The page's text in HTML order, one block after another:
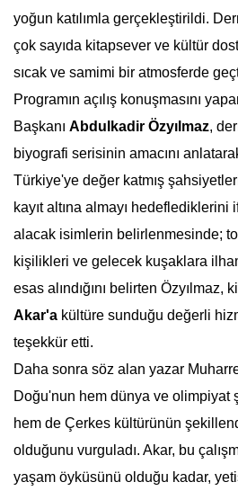
yoğun katılımla gerçekleştirildi.
çok sayıda kitapsever ve kültür
sıcak ve samimi bir atmosferde
Programın açılış konuşmasını
Başkanı Abdulkadir Özyılmaz,
biyografi serisinin amacını
Türkiye'ye değer katmış
kayıt altına almayı
alacak isimlerin belirlenmesinde;
kişilikleri ve gelecek kuşaklara
esas alındığını belirten Özyılmaz,
Akar'a kültüre sunduğu değerli
teşekkür etti.
Daha sonra söz alan yazar
Doğu'nun hem dünya ve olimpiyat
hem de Çerkes kültürünün
olduğunu vurguladı. Akar, bu
yaşam öyküsünü olduğu kadar,